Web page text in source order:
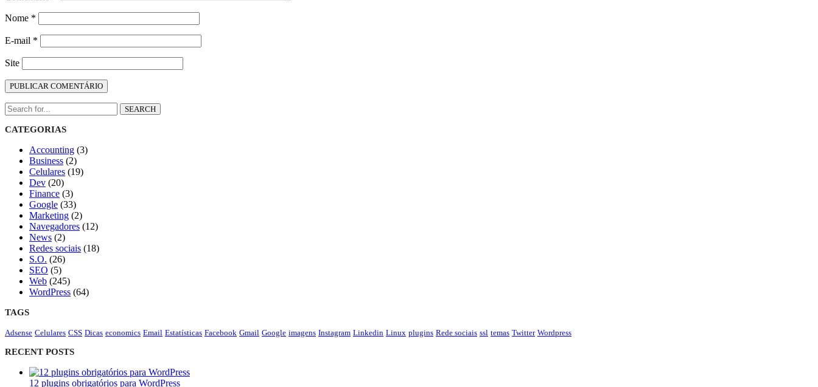
Nome *
E-mail *
Site
SEARCH
CATEGORIAS
Accounting (3)
Business (2)
Celulares (19)
Dev (20)
Finance (3)
Google (33)
Marketing (2)
Navegadores (12)
News (2)
Redes sociais (18)
S.O. (26)
SEO (5)
Web (245)
WordPress (64)
TAGS
Adsense Celulares CSS Dicas economics Email Estatísticas Facebook Gmail Google imagens Instagram Linkedin Linux plugins Rede sociais ssl temas Twitter Wordpress
RECENT POSTS
12 plugins obrigatórios para WordPress